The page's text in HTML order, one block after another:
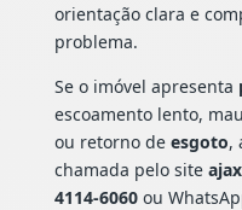
orientação clara e
problema.
Se o imóvel apresenta
escoamento lento,
ou retorno de esgoto,
chamada pelo site
4114-6060ou